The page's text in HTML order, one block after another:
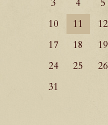
3
4 5
10
11 12
17
18 19
24
25 26
31